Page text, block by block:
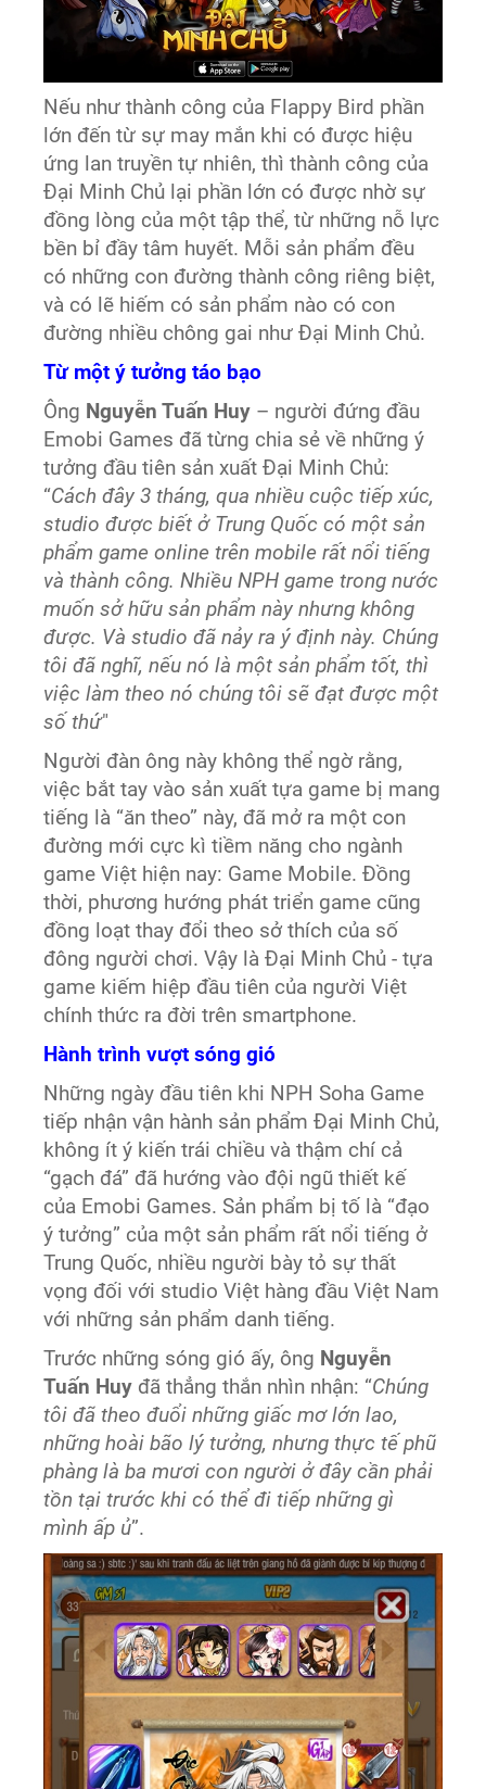
Nếu như thành công của Flappy Bird phần
lớn đến từ sự may mắn khi có được hiệu
ứng lan truyền tự nhiên, thì thành công của
Đại Minh Chủ lại phần lớn có được nhờ sự
đồng lòng của một tập thể, từ những nỗ lực
bền bỉ đầy tâm huyết. Mỗi sản phẩm đều
có những con đường thành công riêng biệt,
và có lẽ hiếm có sản phẩm nào có con
đường nhiều chông gai như Đại Minh Chủ.
Từ một ý tưởng táo bạo
Ông Nguyễn Tuấn Huy – người đứng đầu
Emobi Games đã từng chia sẻ về những ý
tưởng đầu tiên sản xuất Đại Minh Chủ:
“Cách đây 3 tháng, qua nhiều cuộc tiếp xúc,
studio được biết ở Trung Quốc có một sản
phẩm game online trên mobile rất nổi tiếng
và thành công. Nhiều NPH game trong nước
muốn sở hữu sản phẩm này nhưng không
được. Và studio đã nảy ra ý định này. Chúng
tôi đã nghĩ, nếu nó là một sản phẩm tốt, thì
việc làm theo nó chúng tôi sẽ đạt được một
số thứ"
Người đàn ông này không thể ngờ rằng,
việc bắt tay vào sản xuất tựa game bị mang
tiếng là “ăn theo” này, đã mở ra một con
đường mới cực kì tiềm năng cho ngành
game Việt hiện nay: Game Mobile. Đồng
thời, phương hướng phát triển game cũng
đồng loạt thay đổi theo sở thích của số
đông người chơi. Vậy là Đại Minh Chủ - tựa
game kiếm hiệp đầu tiên của người Việt
chính thức ra đời trên smartphone.
Hành trình vượt sóng gió
Những ngày đầu tiên khi NPH Soha Game
tiếp nhận vận hành sản phẩm Đại Minh Chủ,
không ít ý kiến trái chiều và thậm chí cả
“gạch đá” đã hướng vào đội ngũ thiết kế
của Emobi Games. Sản phẩm bị tố là “đạo
ý tưởng” của một sản phẩm rất nổi tiếng ở
Trung Quốc, nhiều người bày tỏ sự thất
vọng đối với studio Việt hàng đầu Việt Nam
với những sản phẩm danh tiếng.
Trước những sóng gió ấy, ông Nguyễn
Tuấn Huy đã thẳng thắn nhìn nhận: “Chúng
tôi đã theo đuổi những giấc mơ lớn lao,
những hoài bão lý tưởng, nhưng thực tế phũ
phàng là ba mươi con người ở đây cần phải
tồn tại trước khi có thể đi tiếp những gì
mình ấp ủ”.